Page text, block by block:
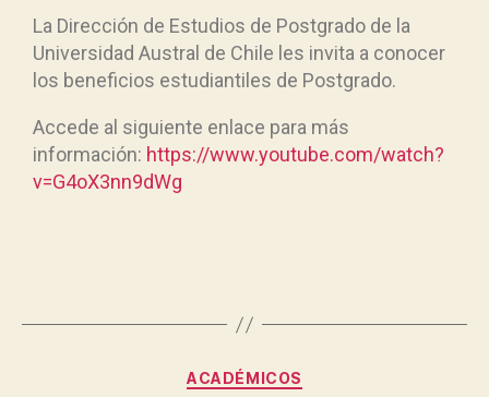
La Dirección de Estudios de Postgrado de la
Universidad Austral de Chile les invita a conocer
los beneficios estudiantiles de Postgrado.
Accede al siguiente enlace para más
información: https://www.youtube.com/watch?
v=G4oX3nn9dWg
ACADÉMICOS